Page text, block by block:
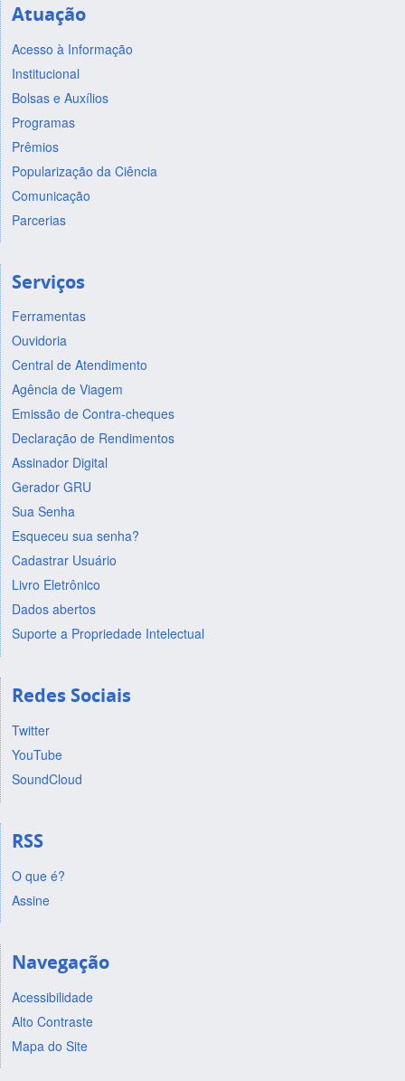
Atuação
Acesso à Informação
Institucional
Bolsas e Auxílios
Programas
Prêmios
Popularização da Ciência
Comunicação
Parcerias
Serviços
Ferramentas
Ouvidoria
Central de Atendimento
Agência de Viagem
Emissão de Contra-cheques
Declaração de Rendimentos
Assinador Digital
Gerador GRU
Sua Senha
Esqueceu sua senha?
Cadastrar Usuário
Livro Eletrônico
Dados abertos
Suporte a Propriedade Intelectual
Redes Sociais
Twitter
YouTube
SoundCloud
RSS
O que é?
Assine
Navegação
Acessibilidade
Alto Contraste
Mapa do Site